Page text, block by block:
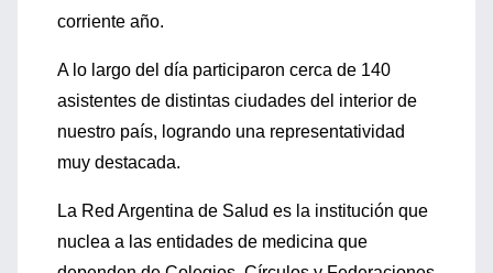
corriente año.
A lo largo del día participaron cerca de 140
asistentes de distintas ciudades del interior de
nuestro país, logrando una representatividad
muy destacada.
La Red Argentina de Salud es la institución que
nuclea a las entidades de medicina que